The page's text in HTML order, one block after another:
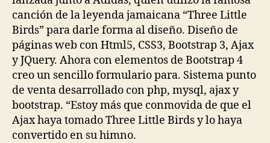
canción de la leyenda jamaicana “Three Little
Birds” para darle forma al diseño. Diseño de
páginas web con Html5, CSS3, Bootstrap 3, Ajax
y JQuery. Ahora con elementos de Bootstrap 4
creo un sencillo formulario para. Sistema punto
de venta desarrollado con php, mysql, ajax y
bootstrap. “Estoy más que conmovida de que el
Ajax haya tomado Three Little Birds y lo haya
convertido en su himno.